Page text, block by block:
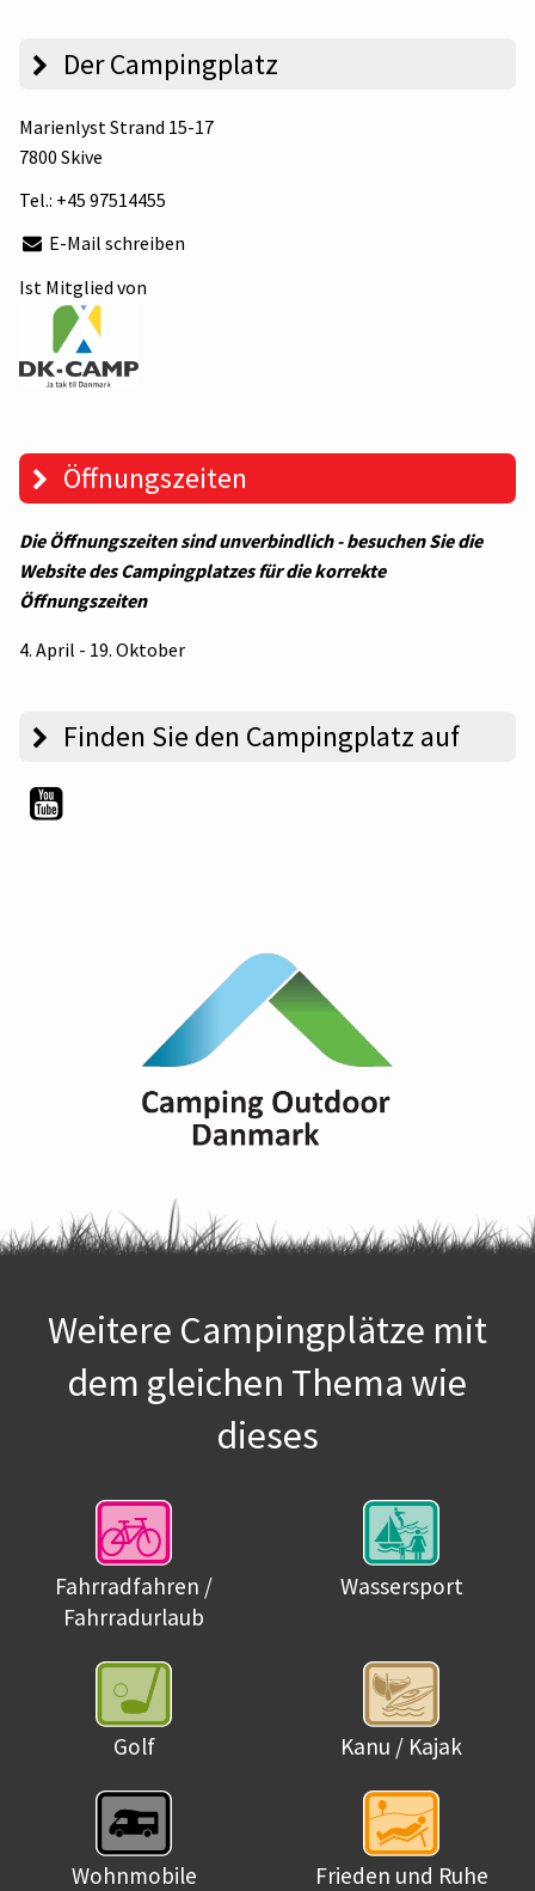
Der Campingplatz
Marienlyst Strand 15-17
7800 Skive
Tel.: +45 97514455
E-Mail schreiben
Ist Mitglied von
Öffnungszeiten
Die Öffnungszeiten sind unverbindlich - besuchen Sie die
Website des Campingplatzes für die korrekte
Öffnungszeiten
4. April - 19. Oktober
Finden Sie den Campingplatz auf
Weitere Campingplätze mit
dem gleichen Thema wie
dieses
Fahrradfahren /
Fahrradurlaub
Wassersport
Golf Kanu / Kajak
Wohnmobile Frieden und Ruhe